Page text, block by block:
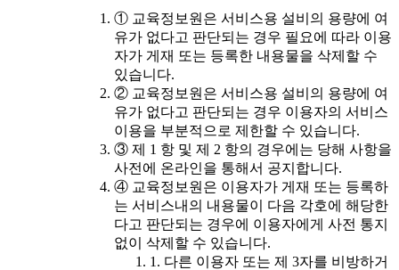
① 교육정보원은 서비스용 설비의 용량에 여
유가 없다고 판단되는 경우 필요에 따라 이용
자가 게재 또는 등록한 내용물을 삭제할 수
있습니다.
② 교육정보원은 서비스용 설비의 용량에 여
유가 없다고 판단되는 경우 이용자의 서비스
이용을 부분적으로 제한할 수 있습니다.
③ 제 1 항 및 제 2 항의 경우에는 당해 사항을
사전에 온라인을 통해서 공지합니다.
④ 교육정보원은 이용자가 게재 또는 등록하
는 서비스내의 내용물이 다음 각호에 해당한
다고 판단되는 경우에 이용자에게 사전 통지
없이 삭제할 수 있습니다.
1. 다른 이용자 또는 제 3자를 비방하거